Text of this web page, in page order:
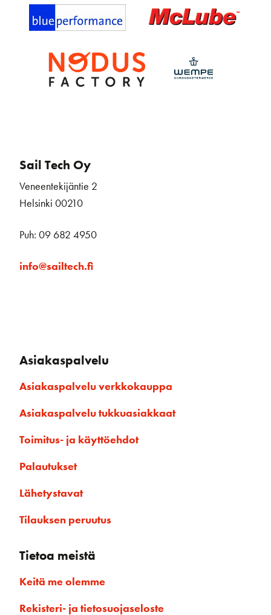
Sail Tech Oy
Veneentekijäntie 2
Helsinki 00210
Puh: 09 682 4950
info@sailtech.fi
Asiakaspalvelu
Asiakaspalvelu verkkokauppa
Asiakaspalvelu tukkuasiakkaat
Toimitus- ja käyttöehdot
Palautukset
Lähetystavat
Tilauksen peruutus
Tietoa meistä
Keitä me olemme
Rekisteri- ja tietosuojaseloste